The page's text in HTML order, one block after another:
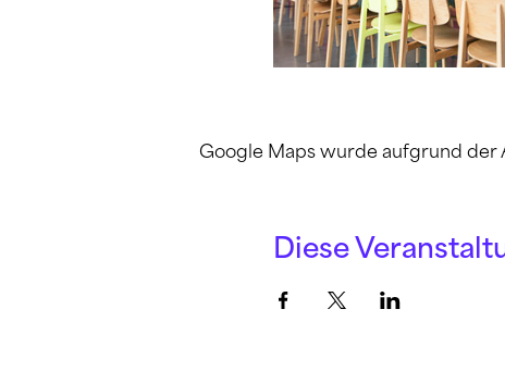
Google Maps wurde aufgrund der
Diese